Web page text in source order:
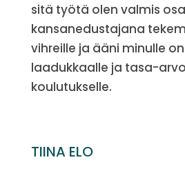
sitä työtä olen valmis
kansanedustajana
vihreille ja ääni minulle
laadukkaalle ja tasa-
koulutukselle.
TIINA ELO